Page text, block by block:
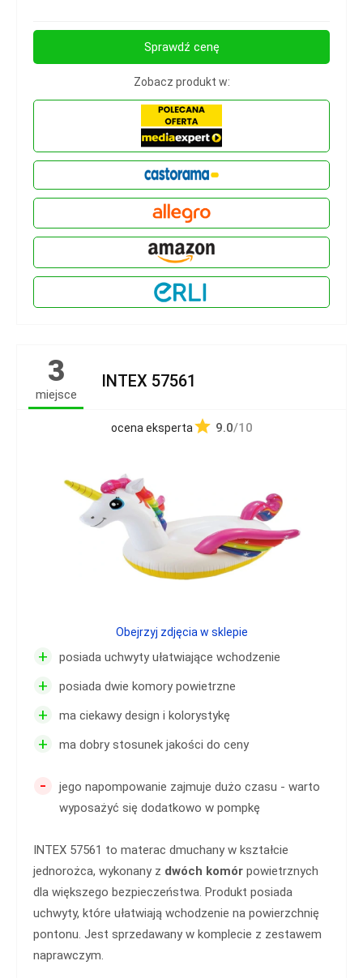
Sprawdź cenę
Zobacz produkt w:
3
miejsce
INTEX 57561
ocena eksperta 9.0/10
+ posiada uchwyty ułatwiające wchodzenie
+ posiada dwie komory powietrzne
+ ma ciekawy design i kolorystykę
+ ma dobry stosunek jakości do ceny
-
jego napompowanie zajmuje dużo czasu - warto
wyposażyć się dodatkowo w pompkę
INTEX 57561 to materac dmuchany w kształcie
jednorożca, wykonany z dwóch komór powietrznych
dla większego bezpieczeństwa. Produkt posiada
uchwyty, które ułatwiają wchodzenie na powierzchnię
pontonu. Jest sprzedawany w komplecie z zestawem
naprawczym.
Obejrzyj zdjęcia w sklepie